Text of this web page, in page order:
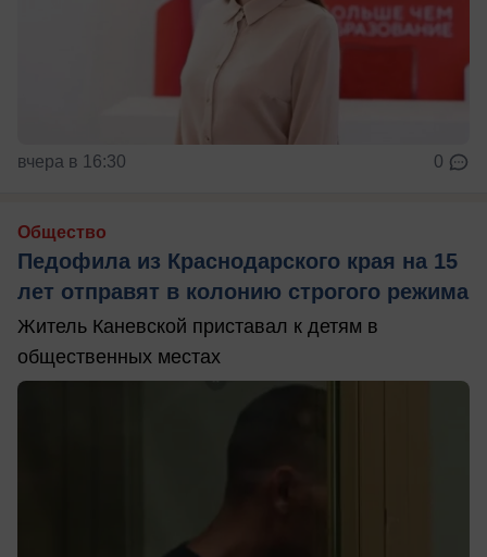
вчера в 16:30 0
Общество
Педофила из Краснодарского края на 15
лет отправят в колонию строгого режима
Житель Каневской приставал к детям в
общественных местах